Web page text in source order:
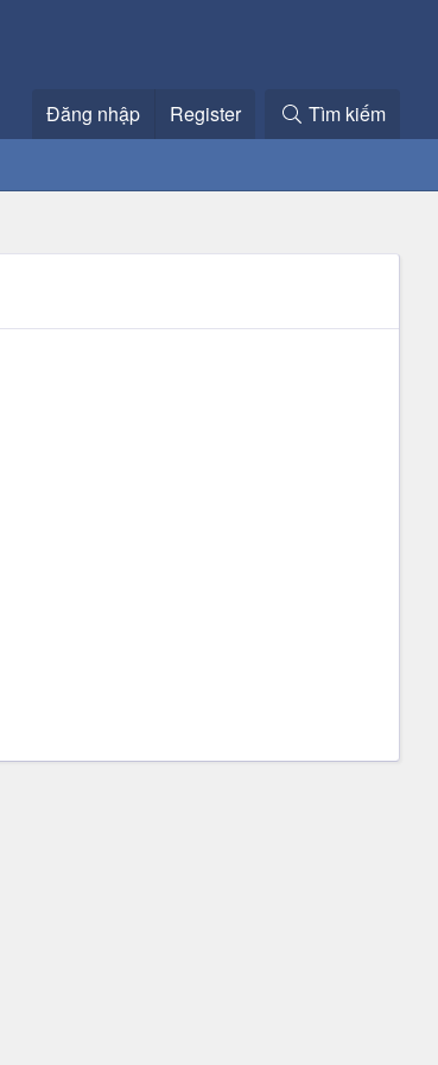
Đăng nhập Register Tìm kiếm